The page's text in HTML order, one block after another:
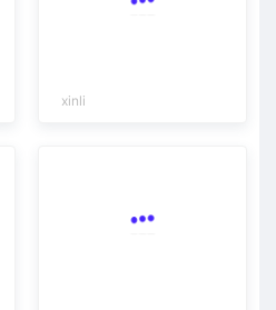
xinli